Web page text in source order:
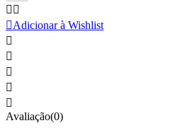
 
Adicionar à Wishlist





Avaliação(0)